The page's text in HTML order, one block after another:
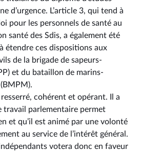
d’urgence. L’article 3, qui tend à
pour les personnels de santé au
santé des Sdis, a également été
étendre ces dispositions aux
de la brigade de sapeurs-
et du bataillon de marins-
cohérent et opérant. Il a
travail parlementaire permet
et qu’il est animé par une volonté
au service de l’intérêt général.
votera donc en faveur